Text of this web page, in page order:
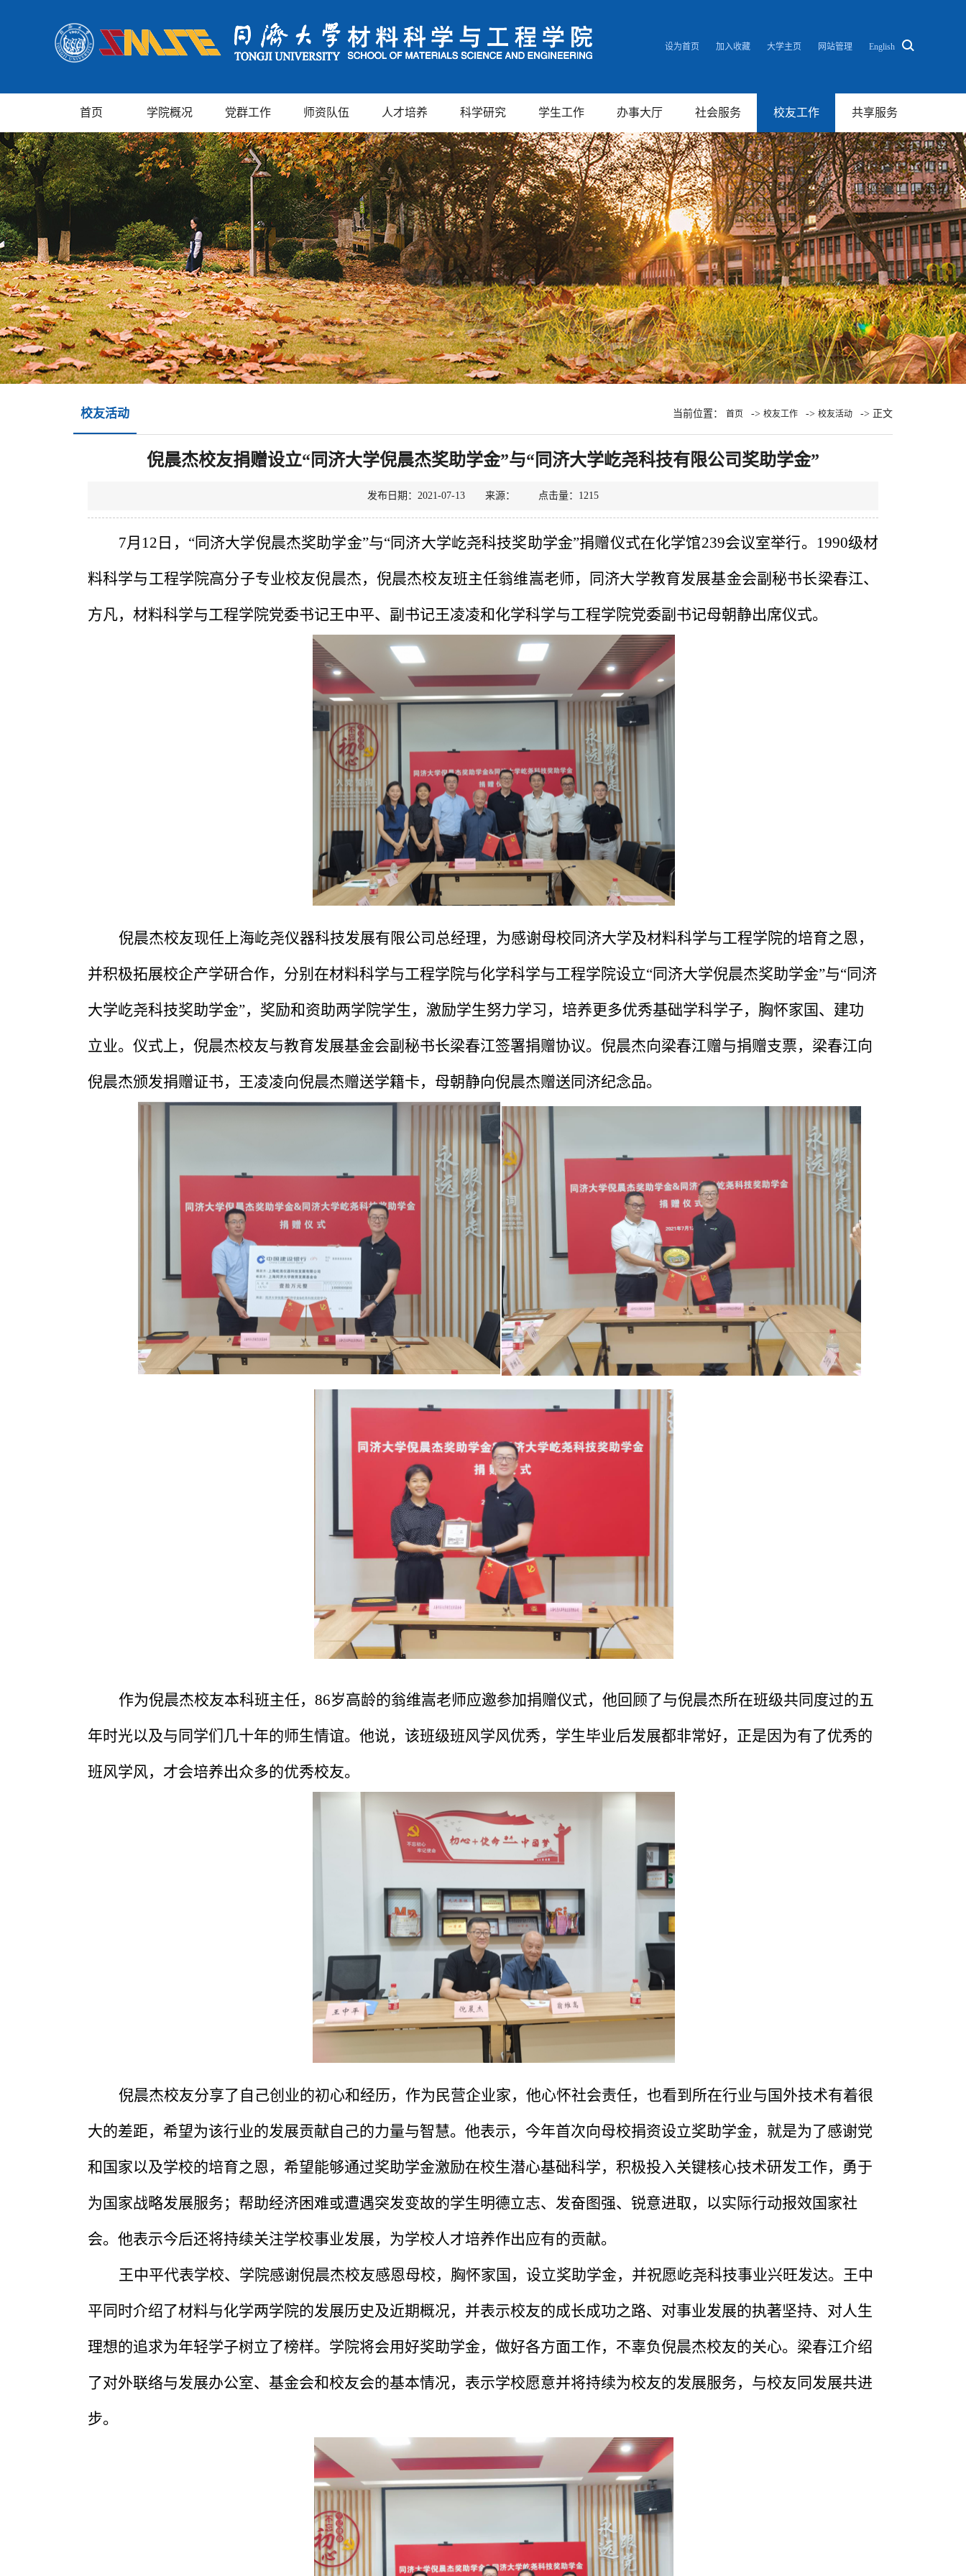
设为首页 加入收藏 大学主页 网站管理 English
首页 学院概况 党群工作 师资队伍 人才培养 科学研究 学生工作 办事大厅 社会服务 校友工作 共享服务
校友活动 当前位置： 首页 -> 校友工作 -> 校友活动 -> 正文
倪晨杰校友捐赠设立“同济大学倪晨杰奖助学金”与“同济大学屹尧科技有限公司奖助学金”
发布日期：2021-07-13 来源： 点击量： 1215
7月 12 日，“同济大学倪晨杰奖助学金”与“同济大学屹尧科技奖助学金”捐赠仪式在化学馆239会议室举行。 1990级材
料科学与工程学院高分子专业校友倪晨杰，倪晨杰校友班主任翁维嵩老师，同济大学教育发展基金会副秘书长梁春江、
方凡，材料科学与工程学院党委书记王中平、副书记王凌凌和化学科学与工程学院党委副书记母朝静出席仪式。
倪晨杰校友现任上海屹尧仪器科技发展有限公司总经理，为感谢母校同济大学及材料科学与工程学院的培育之恩，
并积极拓展校企产学研合作，分别在材料科学与工程学院与化学科学与工程学院设立“同济大学倪晨杰奖助学金”与“同济
大学屹尧科技奖助学金”，奖励和资助两学院学生，激励学生努力学习，培养更多优秀基础学科学子，胸怀家国、建功
立业。仪式上，倪晨杰校友与教育发展基金会副秘书长梁春江签署捐赠协议。倪晨杰向梁春江赠与捐赠支票，梁春江向
倪晨杰颁发捐赠证书，王凌凌向倪晨杰赠送学籍卡，母朝静向倪晨杰赠送同济纪念品。
作为倪晨杰校友本科班主任， 86岁高龄的翁维嵩老师应邀参加捐赠仪式，他回顾了与倪晨杰所在班级共同度过的五
年时光以及与同学们几十年的师生情谊。他说，该班级班风学风优秀，学生毕业后发展都非常好，正是因为有了优秀的
班风学风，才会培养出众多的优秀校友。
倪晨杰校友分享了自己创业的初心和经历，作为民营企业家，他心怀社会责任，也看到所在行业与国外技术有着很
大的差距，希望为该行业的发展贡献自己的力量与智慧。他表示，今年首次向母校捐资设立奖助学金，就是为了感谢党
和国家以及学校的培育之恩，希望能够通过奖助学金激励在校生潜心基础科学，积极投入关键核心技术研发工作，勇于
为国家战略发展服务；帮助经济困难或遭遇突发变故的学生明德立志、发奋图强、锐意进取，以实际行动报效国家社
会。他表示今后还将持续关注学校事业发展，为学校人才培养作出应有的贡献。
王中平代表学校、学院感谢倪晨杰校友感恩母校，胸怀家国，设立奖助学金，并祝愿屹尧科技事业兴旺发达。王中
平同时介绍了材料与化学两学院的发展历史及近期概况，并表示校友的成长成功之路、对事业发展的执著坚持、对人生
理想的追求为年轻学子树立了榜样。学院将会用好奖助学金，做好各方面工作，不辜负倪晨杰校友的关心。梁春江介绍
了对外联络与发展办公室、基金会和校友会的基本情况，表示学校愿意并将持续为校友的发展服务，与校友同发展共进
步。